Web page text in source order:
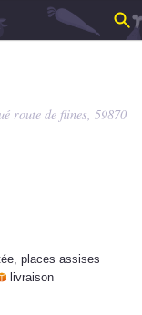
route de flines, 59870
places assises
livraison